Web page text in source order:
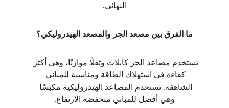
النهائي.
ما الفرق بين مصعد الجر والمصعد الهيدروليكي؟
تستخدم مصاعد الجر كابلات وثقلًا موازنًا، وهي أكثر
كفاءة في استهلاك الطاقة ومناسبة للمباني
الشاهقة. تستخدم المصاعد الهيدروليكية مكبسًا
وهي أفضل للمباني منخفضة الارتفاع.